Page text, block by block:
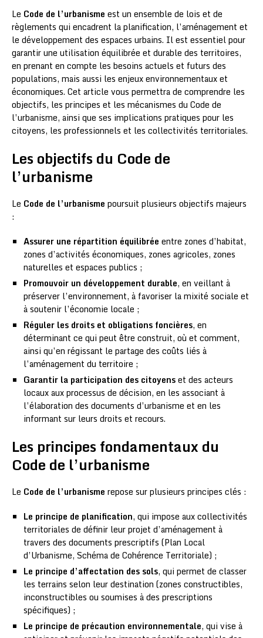
Le Code de l’urbanisme est un ensemble de lois et de
règlements qui encadrent la planification, l’aménagement et
le développement des espaces urbains. Il est essentiel pour
garantir une utilisation équilibrée et durable des territoires,
en prenant en compte les besoins actuels et futurs des
populations, mais aussi les enjeux environnementaux et
économiques. Cet article vous permettra de comprendre les
objectifs, les principes et les mécanismes du Code de
l’urbanisme, ainsi que ses implications pratiques pour les
citoyens, les professionnels et les collectivités territoriales.
Les objectifs du Code de
l’urbanisme
Le Code de l’urbanisme poursuit plusieurs objectifs majeurs
:
Assurer une répartition équilibrée entre zones d’habitat,
zones d’activités économiques, zones agricoles, zones
naturelles et espaces publics ;
Promouvoir un développement durable, en veillant à
préserver l’environnement, à favoriser la mixité sociale et
à soutenir l’économie locale ;
Réguler les droits et obligations foncières, en
déterminant ce qui peut être construit, où et comment,
ainsi qu’en régissant le partage des coûts liés à
l’aménagement du territoire ;
Garantir la participation des citoyenset des acteurs
locaux aux processus de décision, en les associant à
l’élaboration des documents d’urbanisme et en les
informant sur leurs droits et recours.
Les principes fondamentaux du
Code de l’urbanisme
Le Code de l’urbanisme repose sur plusieurs principes clés :
Le principe de planification, qui impose aux collectivités
territoriales de définir leur projet d’aménagement à
travers des documents prescriptifs (Plan Local
d’Urbanisme, Schéma de Cohérence Territoriale) ;
Le principe d’affectation des sols, qui permet de classer
les terrains selon leur destination (zones constructibles,
inconstructibles ou soumises à des prescriptions
spécifiques) ;
Le principe de précaution environnementale, qui vise à